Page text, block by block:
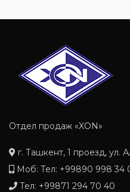
Отдел продаж «XON»
г. Ташкент, 1 проезд, ул.
Моб: Тел: +99890 998 34
Тел: +99871 294 70 40